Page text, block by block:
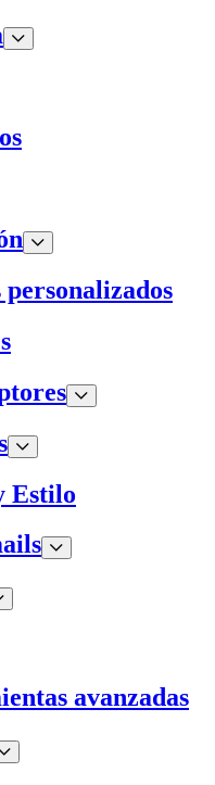
personalizados
Estilo
avanzadas